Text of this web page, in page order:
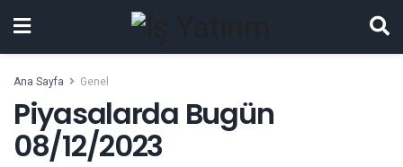
Ana Sayfa Genel
Piyasalarda Bugün
08/12/2023